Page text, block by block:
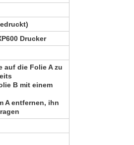
Drucker
auf die Folie A zu
B mit einem
A entfernen, ihn